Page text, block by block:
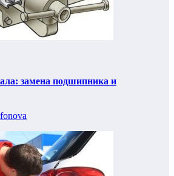
замена подшипника и